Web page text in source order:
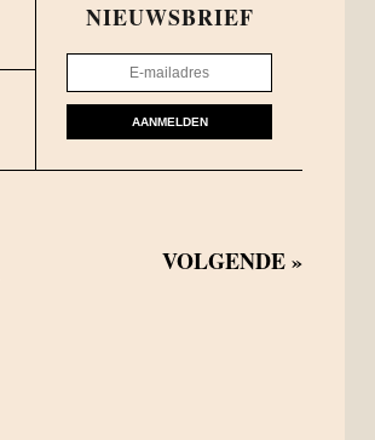
NIEUWSBRIEF
AANMELDEN
VOLGENDE»